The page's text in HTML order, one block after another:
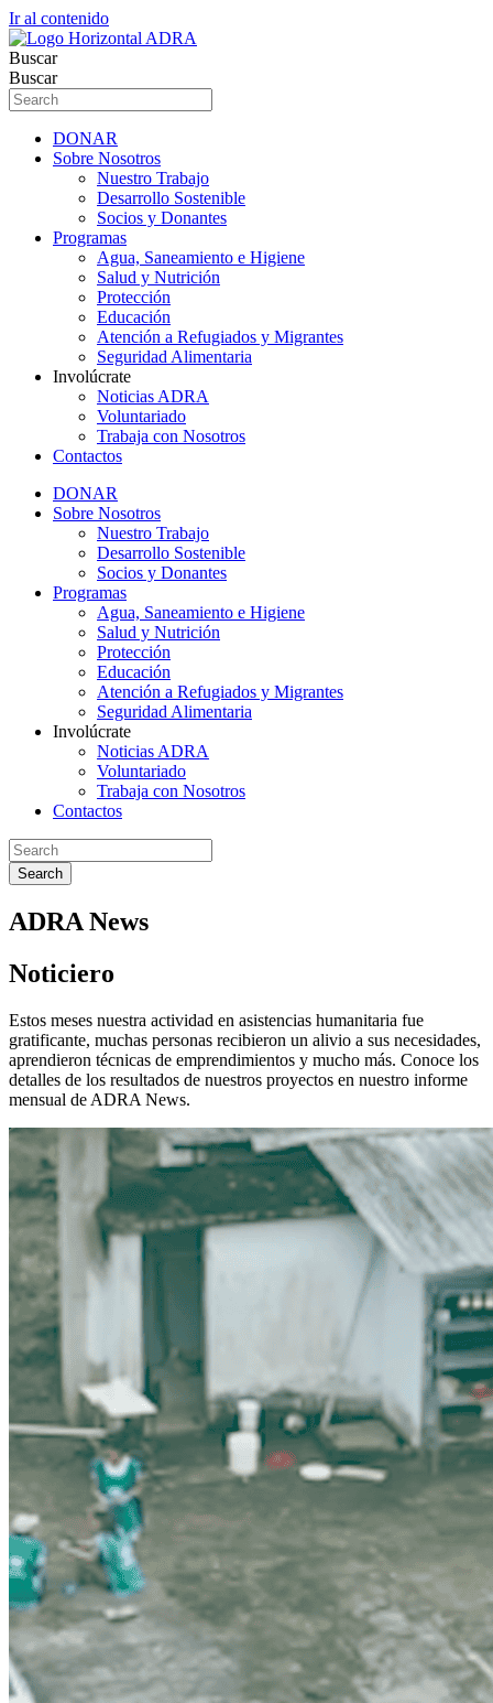
Ir al contenido
Buscar
Buscar
DONAR
Sobre Nosotros
Nuestro Trabajo
Desarrollo Sostenible
Socios y Donantes
Programas
Agua, Saneamiento e Higiene
Salud y Nutrición
Protección
Educación
Atención a Refugiados y Migrantes
Seguridad Alimentaria
Involúcrate
Noticias ADRA
Voluntariado
Trabaja con Nosotros
Contactos
DONAR
Sobre Nosotros
Nuestro Trabajo
Desarrollo Sostenible
Socios y Donantes
Programas
Agua, Saneamiento e Higiene
Salud y Nutrición
Protección
Educación
Atención a Refugiados y Migrantes
Seguridad Alimentaria
Involúcrate
Noticias ADRA
Voluntariado
Trabaja con Nosotros
Contactos
Search
ADRA News
Noticiero
Estos meses nuestra actividad en asistencias humanitaria fue
gratificante, muchas personas recibieron un alivio a sus necesidades,
aprendieron técnicas de emprendimientos y mucho más. Conoce los
detalles de los resultados de nuestros proyectos en nuestro informe
mensual de ADRA News.